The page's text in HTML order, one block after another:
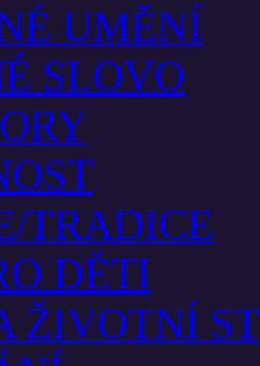
UMĚNÍ
SLOVO
TRADICE
DĚTI
ŽIVOTNÍ